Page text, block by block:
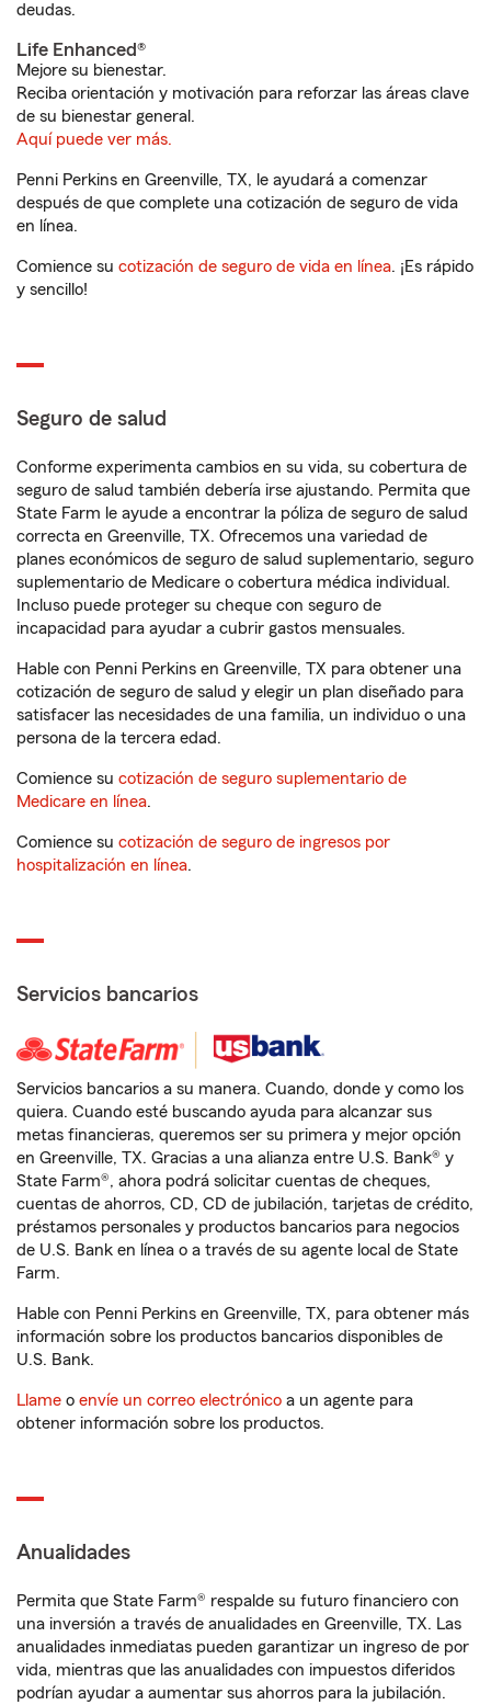
deudas.
Life Enhanced®
Mejore su bienestar.
Reciba orientación y motivación para reforzar las áreas clave
de su bienestar general.
Aquí puede ver más.
Penni Perkins en Greenville, TX, le ayudará a comenzar
después de que complete una cotización de seguro de vida
en línea.
Comience su cotización de seguro de vida en línea. ¡Es rápido
y sencillo!
Seguro de salud
Conforme experimenta cambios en su vida, su cobertura de
seguro de salud también debería irse ajustando. Permita que
State Farm le ayude a encontrar la póliza de seguro de salud
correcta en Greenville, TX. Ofrecemos una variedad de
planes económicos de seguro de salud suplementario, seguro
suplementario de Medicare o cobertura médica individual.
Incluso puede proteger su cheque con seguro de
incapacidad para ayudar a cubrir gastos mensuales.
Hable con Penni Perkins en Greenville, TX para obtener una
cotización de seguro de salud y elegir un plan diseñado para
satisfacer las necesidades de una familia, un individuo o una
persona de la tercera edad.
Comience su cotización de seguro suplementario de
Medicare en línea.
Comience su cotización de seguro de ingresos por
hospitalización en línea.
Servicios bancarios
Servicios bancarios a su manera. Cuando, donde y como los
quiera. Cuando esté buscando ayuda para alcanzar sus
metas financieras, queremos ser su primera y mejor opción
en Greenville, TX. Gracias a una alianza entre U.S. Bank® y
State Farm®, ahora podrá solicitar cuentas de cheques,
cuentas de ahorros, CD, CD de jubilación, tarjetas de crédito,
préstamos personales y productos bancarios para negocios
de U.S. Bank en línea o a través de su agente local de State
Farm.
Hable con Penni Perkins en Greenville, TX, para obtener más
información sobre los productos bancarios disponibles de
U.S. Bank.
Llame o envíe un correo electrónico a un agente para
obtener información sobre los productos.
Anualidades
Permita que State Farm® respalde su futuro financiero con
una inversión a través de anualidades en Greenville, TX. Las
anualidades inmediatas pueden garantizar un ingreso de por
vida, mientras que las anualidades con impuestos diferidos
podrían ayudar a aumentar sus ahorros para la jubilación.